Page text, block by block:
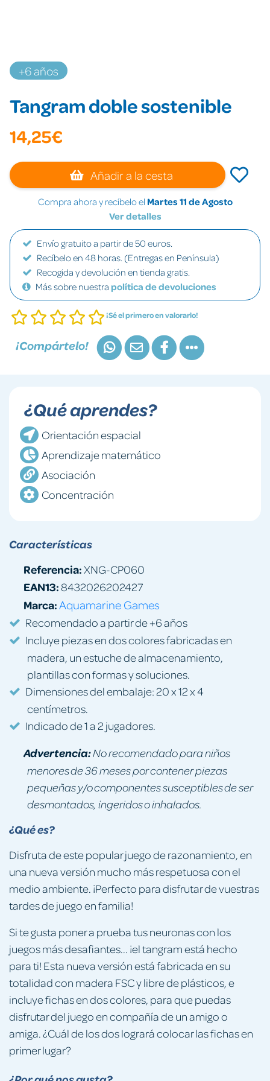
+6 años
Tangram doble sostenible
14,25€
Añadir a la cesta
Compra ahora y recíbelo el Martes 11 de Agosto
Ver detalles
Envío gratuito a partir de 50 euros.
Recíbelo en 48 horas. (Entregas en Península)
Recogida y devolución en tienda gratis.
Más sobre nuestra política de devoluciones
¡Sé el primero en valorarlo!
¡Compártelo!
¿Qué es?
Disfruta de este popular juego de razonamiento, en
una nueva versión mucho más respetuosa con el
medio ambiente. ¡Perfecto para disfrutar de vuestras
tardes de juego en familia!
Si te gusta poner a prueba tus neuronas con los
juegos más desafiantes... ¡el tangram está hecho
para ti! Esta nueva versión está fabricada en su
totalidad con madera FSC y libre de plásticos, e
incluye fichas en dos colores, para que puedas
disfrutar del juego en compañía de un amigo o
amiga. ¿Cuál de los dos logrará colocar las fichas en
primer lugar?
¿Qué aprendes?
Orientación espacial
Aprendizaje matemático
Asociación
Concentración
Características
Referencia:XNG-CP060
EAN13:8432026202427
Marca: Aquamarine Games
Recomendado a partir de +6 años
Incluye piezas en dos colores fabricadas en
madera, un estuche de almacenamiento,
plantillas con formas y soluciones.
Dimensiones del embalaje: 20 x 12 x 4
centímetros.
Indicado de 1 a 2 jugadores.
Advertencia:No recomendado para niños
menores de 36 meses por contener piezas
pequeñas y/o componentes susceptibles de ser
desmontados, ingeridos o inhalados.